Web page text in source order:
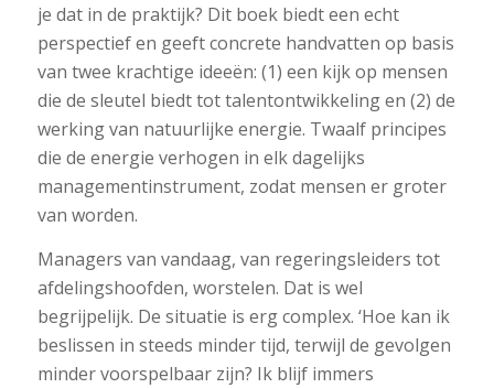
je dat in de praktijk? Dit boek biedt een echt
perspectief en geeft concrete handvatten op basis
van twee krachtige ideeën: (1) een kijk op mensen
die de sleutel biedt tot talentontwikkeling en (2) de
werking van natuurlijke energie. Twaalf principes
die de energie verhogen in elk dagelijks
managementinstrument, zodat mensen er groter
van worden.
Managers van vandaag, van regeringsleiders tot
afdelingshoofden, worstelen. Dat is wel
begrijpelijk. De situatie is erg complex. ‘Hoe kan ik
beslissen in steeds minder tijd, terwijl de gevolgen
minder voorspelbaar zijn? Ik blijf immers